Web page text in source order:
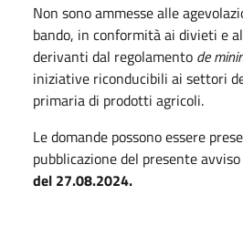
Non sono ammesse alle
bando, in conformità ai divieti e
derivanti dal regolamento de
iniziative riconducibili ai settori
primaria di prodotti agricoli.
Le domande possono essere
pubblicazione del presente
del 27.08.2024.